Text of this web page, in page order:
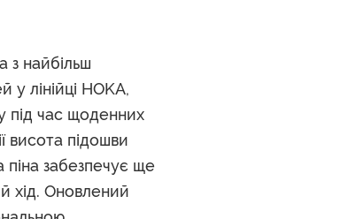
найбільш
лінійці HOKA,
під час щоденних
висота підошви
піна забезпечує ще
хід. Оновлений